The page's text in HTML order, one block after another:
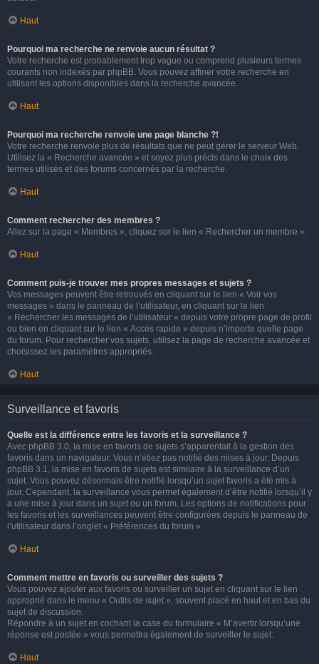
Haut
Pourquoi ma recherche ne renvoie aucun résultat ?
Votre recherche est probablement trop vague ou comprend plusieurs termes
courants non indexés par phpBB. Vous pouvez affiner votre recherche en
utilisant les options disponibles dans la recherche avancée.
Haut
Pourquoi ma recherche renvoie une page blanche ?!
Votre recherche renvoie plus de résultats que ne peut gérer le serveur Web.
Utilisez la « Recherche avancée » et soyez plus précis dans le choix des
termes utilisés et des forums concernés par la recherche.
Haut
Comment rechercher des membres ?
Allez sur la page « Membres », cliquez sur le lien « Rechercher un membre ».
Haut
Comment puis-je trouver mes propres messages et sujets ?
Vos messages peuvent être retrouvés en cliquant sur le lien « Voir vos
messages » dans le panneau de l’utilisateur, en cliquant sur le lien
« Rechercher les messages de l’utilisateur » depuis votre propre page de profil
ou bien en cliquant sur le lien « Accès rapide » depuis n’importe quelle page
du forum. Pour rechercher vos sujets, utilisez la page de recherche avancée et
choisissez les paramètres appropriés.
Haut
Surveillance et favoris
Quelle est la différence entre les favoris et la surveillance ?
Avec phpBB 3.0, la mise en favoris de sujets s’apparentait à la gestion des
favoris dans un navigateur. Vous n’étiez pas notifié des mises à jour. Depuis
phpBB 3.1, la mise en favoris de sujets est similaire à la surveillance d’un
sujet. Vous pouvez désormais être notifié lorsqu’un sujet favoris a été mis à
jour. Cependant, la surveillance vous permet également d’être notifié lorsqu’il y
a une mise à jour dans un sujet ou un forum. Les options de notifications pour
les favoris et les surveillances peuvent être configurées depuis le panneau de
l’utilisateur dans l’onglet « Préférences du forum ».
Haut
Comment mettre en favoris ou surveiller des sujets ?
Vous pouvez ajouter aux favoris ou surveiller un sujet en cliquant sur le lien
approprié dans le menu « Outils de sujet », souvent placé en haut et en bas du
sujet de discussion.
Répondre à un sujet en cochant la case du formulaire « M’avertir lorsqu’une
réponse est postée » vous permettra également de surveiller le sujet.
Haut